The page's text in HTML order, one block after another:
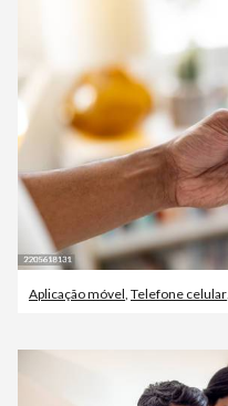
Aplicação móvel Telefone celular